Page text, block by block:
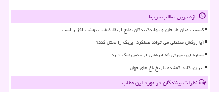
تازه ترین مطالب مرتبط
گسست میان طراحان و تولیدکنندگان، مانع ارتقاء کیفیت نوشت افزار است
آیا روکش صندلی می تواند عملکرد ایربگ را مختل کند؟
سیاره ای صورتی که ابرهایی از جنس نمک دارد
ایران، کلید گمشده تاریخ باغ های جهان
نظرات بینندگان در مورد این مطلب